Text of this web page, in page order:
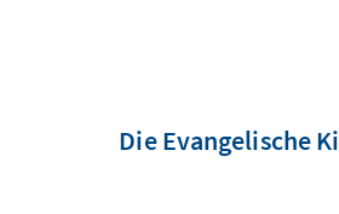
Die Evangelische